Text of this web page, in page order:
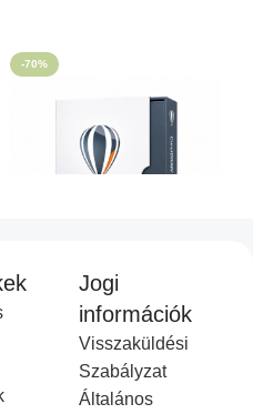
-70%
CorelDraw Technical Suite
Akciós termék
49,990.00 Ft14,990.00
KOSÁRBA HELYEZÉS
Jogi
információk
Visszaküldési
Szabályzat
Általános